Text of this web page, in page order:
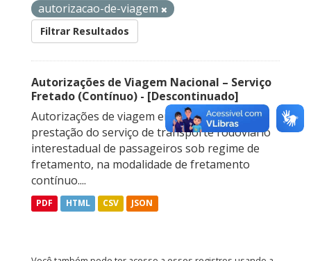
autorizacao-de-viagem
Filtrar Resultados
Autorizações de Viagem Nacional – Serviço
Fretado (Contínuo) - [Descontinuado]
Autorizações de viagem emitidas para a
prestação do serviço de transporte rodoviário
interestadual de passageiros sob regime de
fretamento, na modalidade de fretamento
contínuo....
PDF HTML CSV JSON